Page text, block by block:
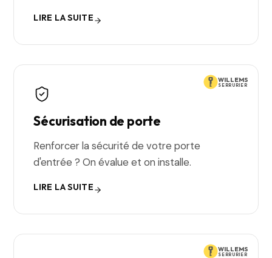
LIRE LA SUITE
WILLEMS
SERRURIER
Sécurisation de porte
Renforcer la sécurité de votre porte
d'entrée ? On évalue et on installe.
LIRE LA SUITE
WILLEMS
SERRURIER